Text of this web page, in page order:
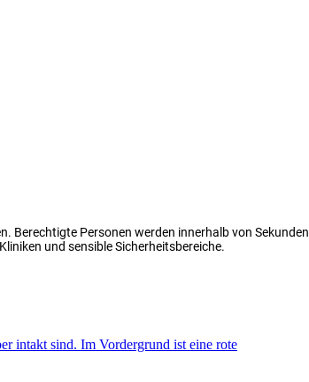
Berechtigte Personen werden innerhalb von Sekunden
und sensible Sicherheitsbereiche.